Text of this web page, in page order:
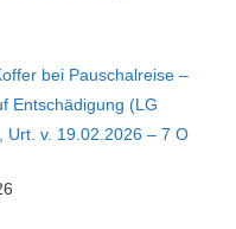
bei Pauschalreise –
Entschädigung (LG
Urt. v. 19.02.2026 – 7 O